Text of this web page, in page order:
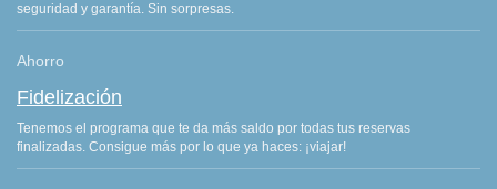
seguridad y garantía. Sin sorpresas.
Ahorro
Fidelización
Tenemos el programa que te da más saldo por todas tus reservas
finalizadas. Consigue más por lo que ya haces: ¡viajar!